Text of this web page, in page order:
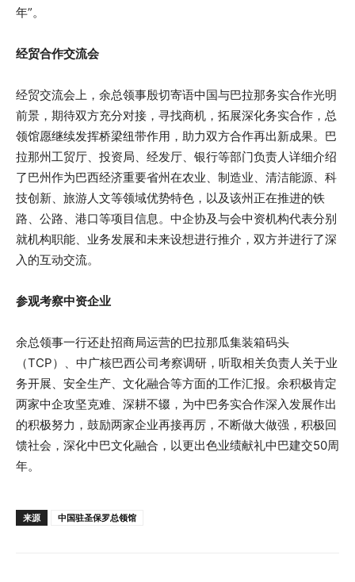
年”。
经贸合作交流会
经贸交流会上，余总领事殷切寄语中国与巴拉那务实合作光明
前景，期待双方充分对接，寻找商机，拓展深化务实合作，总
领馆愿继续发挥桥梁纽带作用，助力双方合作再出新成果。巴
拉那州工贸厅、投资局、经发厅、银行等部门负责人详细介绍
了巴州作为巴西经济重要省州在农业、制造业、清洁能源、科
技创新、旅游人文等领域优势特色，以及该州正在推进的铁
路、公路、港口等项目信息。中企协及与会中资机构代表分别
就机构职能、业务发展和未来设想进行推介，双方并进行了深
入的互动交流。
参观考察中资企业
余总领事一行还赴招商局运营的巴拉那瓜集装箱码头
（TCP）、中广核巴西公司考察调研，听取相关负责人关于业
务开展、安全生产、文化融合等方面的工作汇报。余积极肯定
两家中企攻坚克难、深耕不辍，为中巴务实合作深入发展作出
的积极努力，鼓励两家企业再接再厉，不断做大做强，积极回
馈社会，深化中巴文化融合，以更出色业绩献礼中巴建交50周
年。
来源 中国驻圣保罗总领馆